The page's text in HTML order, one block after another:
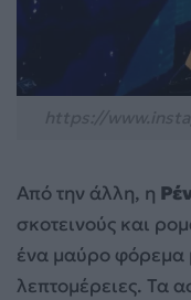
Από την άλλη, η
σκοτεινούς και
ένα μαύρο φόρεμα
λεπτομέρειες. Τα